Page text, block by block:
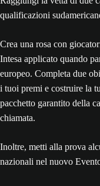
qualificazioni
Crea una rosa con
Intesa applicato quando
europeo. Completa due
i tuoi premi e costruire la
pacchetto garantito della
chiamata.
Inoltre, metti alla prova
nazionali nel nuovo